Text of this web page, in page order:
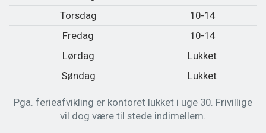
Torsdag
10-14
Fredag
10-14
Lørdag
Lukket
Søndag
Lukket
Pga. ferieafvikling er kontoret lukket i uge 30. Frivillige
vil dog være til stede indimellem.